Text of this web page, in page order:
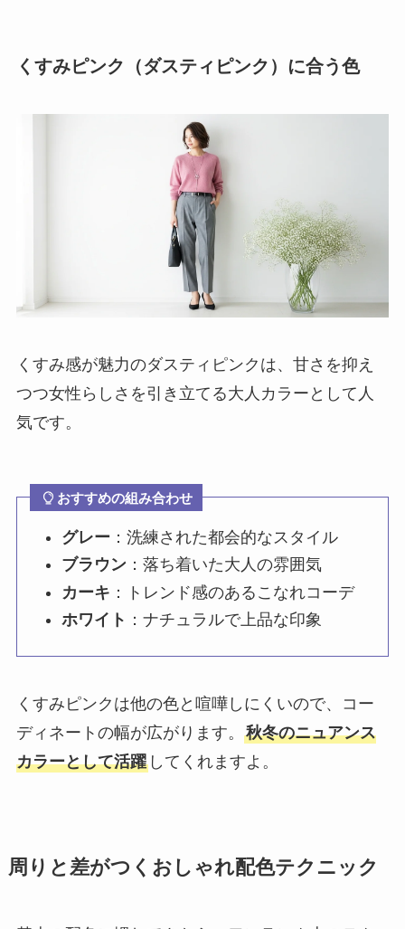
くすみピンク（ダスティピンク）に合う色
くすみ感が魅力のダスティピンクは、甘さを抑え
つつ女性らしさを引き立てる大人カラーとして人
気です。
おすすめの組み合わせ
グレー ：洗練された都会的なスタイル
ブラウン ：落ち着いた大人の雰囲気
カーキ ：トレンド感のあるこなれコーデ
ホワイト ：ナチュラルで上品な印象
くすみピンクは他の色と喧嘩しにくいので、コー
ディネートの幅が広がります。 秋冬のニュアンス
カラーとして活躍してくれますよ。
周りと差がつくおしゃれ配色テクニック